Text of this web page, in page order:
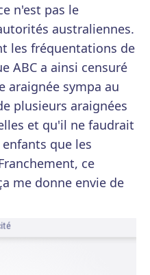
n'est pas le
australiennes.
les fréquentations de
ABC a ainsi censuré
araignée sympa au
plusieurs araignées
et qu'il ne faudrait
que les
ce
me donne envie de